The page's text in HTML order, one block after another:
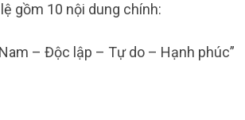
gồm 10 nội dung chính:​
– Độc lập – Tự do – Hạnh phúc”